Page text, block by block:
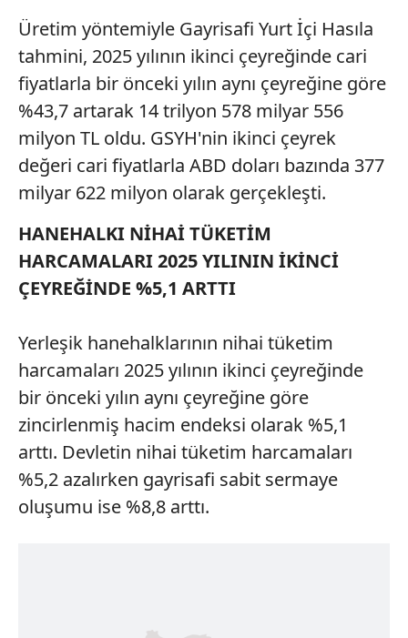
Üretim yöntemiyle Gayrisafi Yurt İçi Hasıla
tahmini, 2025 yılının ikinci çeyreğinde cari
fiyatlarla bir önceki yılın aynı çeyreğine göre
%43,7 artarak 14 trilyon 578 milyar 556
milyon TL oldu. GSYH'nin ikinci çeyrek
değeri cari fiyatlarla ABD doları bazında 377
milyar 622 milyon olarak gerçekleşti.
HANEHALKI NİHAİ TÜKETİM
HARCAMALARI 2025 YILININ İKİNCİ
ÇEYREĞİNDE %5,1 ARTTI
Yerleşik hanehalklarının nihai tüketim
harcamaları 2025 yılının ikinci çeyreğinde
bir önceki yılın aynı çeyreğine göre
zincirlenmiş hacim endeksi olarak %5,1
arttı. Devletin nihai tüketim harcamaları
%5,2 azalırken gayrisafi sabit sermaye
oluşumu ise %8,8 arttı.